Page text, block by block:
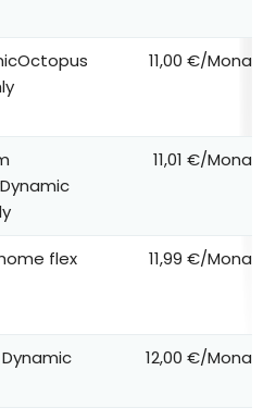
11,00 €/Monat
11,01 €/Monat
flex 11,99 €/Monat
12,00 €/Monat